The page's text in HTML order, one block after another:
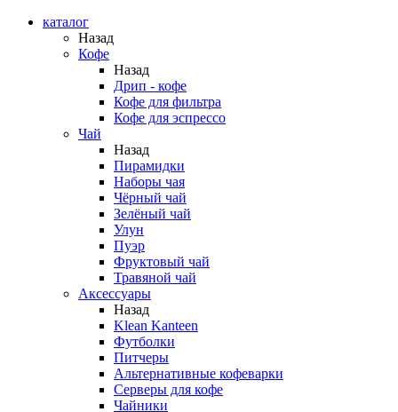
каталог
Назад
Кофе
Назад
Дрип - кофе
Кофе для фильтра
Кофе для эспрессо
Чай
Назад
Пирамидки
Наборы чая
Чёрный чай
Зелёный чай
Улун
Пуэр
Фруктовый чай
Травяной чай
Аксессуары
Назад
Klean Kanteen
Футболки
Питчеры
Альтернативные кофеварки
Серверы для кофе
Чайники